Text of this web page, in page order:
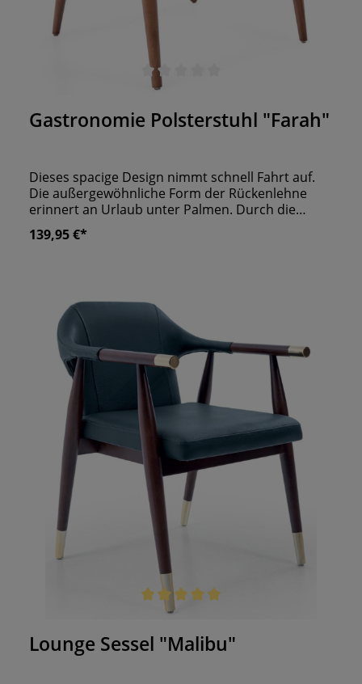
Polsterung & ergonomisches Design für hohen
SitzkomfortFüße: schwarz gebeizt – stabil &
elegantFertig montiert geliefert – direkt
einsatzbereitLagerware: sofort erhältlichWeitere
Farben auf Anfrage (Lieferzeit ca. 6–8 Wochen,
Durchschnittliche Bewertung von 0 von 5 Sternen
Gastronomie Polsterstuhl "Farah"
Dieses spacige Design nimmt schnell Fahrt auf.
Die außergewöhnliche Form der Rückenlehne
erinnert an Urlaub unter Palmen. Durch die
offene Gestaltung bleibt Ihren Gästen viel
Freiheit. Während das Polster sie mit Sitzkomfort
Polsterstuhl "Farah" haben.
139,95 €*
Durchschnittliche Bewertung von 5 von 5 Sternen
Lounge Sessel "Malibu"